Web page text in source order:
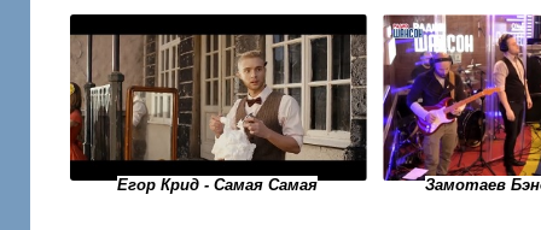
Егор Крид - Самая Самая Замотаев